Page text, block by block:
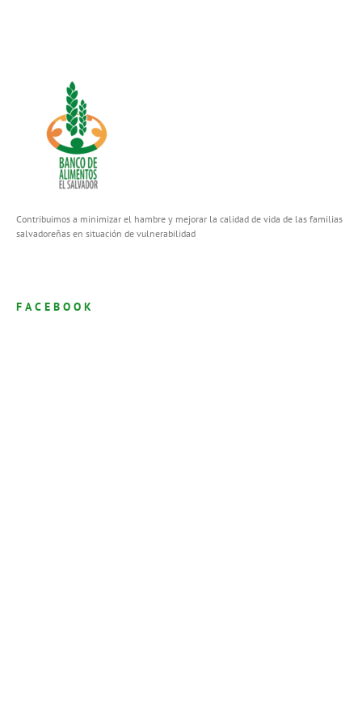
Contribuimos a minimizar el hambre y mejorar la calidad de vida de las familias
salvadoreñas en situación de vulnerabilidad
FACEBOOK